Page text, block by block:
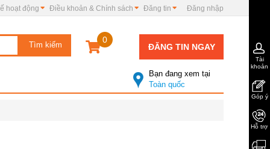
Đăng nhập
Đăng tin
Điều khoản & Chính sách
hoạt động
0
ĐĂNG TIN NGAY
Bạn đang xem tại
Toàn quốc
Tài
khoản
Góp ý
Hỗ trợ